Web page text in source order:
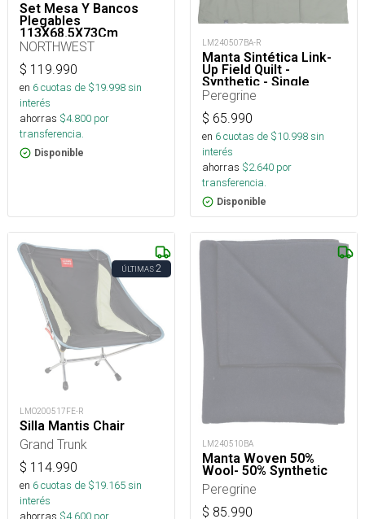
Set Mesa Y Bancos
Plegables
113X68.5X73Cm
NORTHWEST
$ 119.990
en 6cuotas de $19.998sin
interés
ahorras $4.800 por
transferencia.
Disponible
LM240507BA-R
Manta Sintética Link-
Up Field Quilt -
Synthetic - Single
Peregrine
$ 65.990
en 6cuotas de $10.998sin
interés
ahorras $2.640 por
transferencia.
Disponible
ÚLTIMAS2
LMO200517FE-R
Silla Mantis Chair
Grand Trunk
$ 114.990
en 6cuotas de $19.165sin
interés
ahorras $4.600 por
LM240510BA
Manta Woven 50%
Wool- 50% Synthetic
Peregrine
$ 85.990